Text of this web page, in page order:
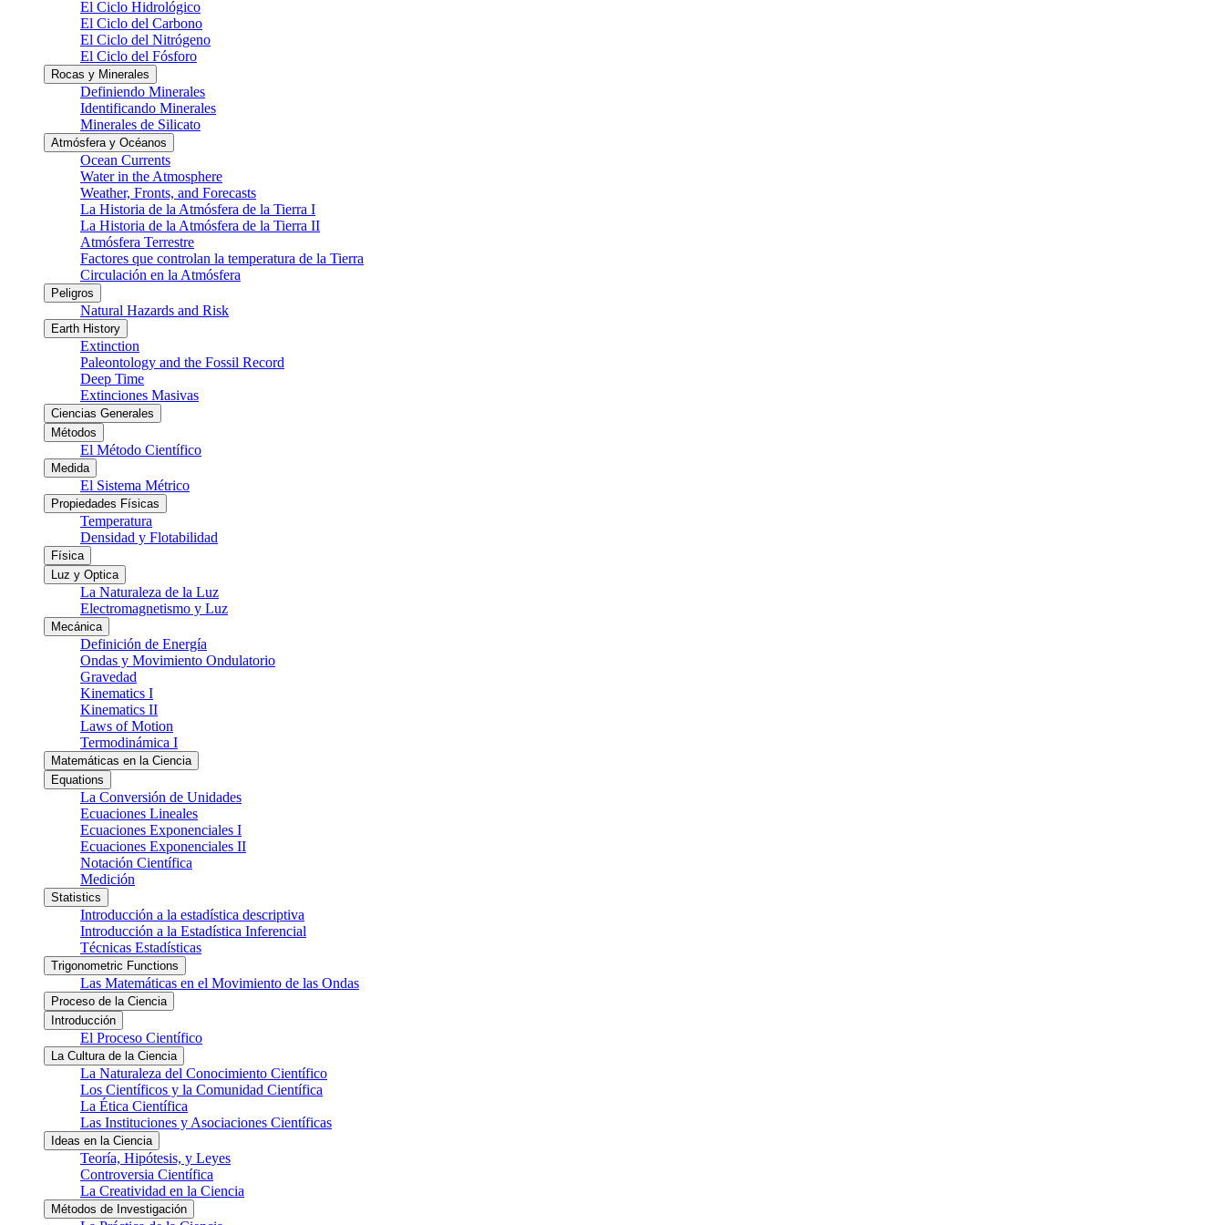
El Ciclo Hidrológico
El Ciclo del Carbono
El Ciclo del Nitrógeno
El Ciclo del Fósforo
Rocas y Minerales
Definiendo Minerales
Identificando Minerales
Minerales de Silicato
Atmósfera y Océanos
Ocean Currents
Water in the Atmosphere
Weather, Fronts, and Forecasts
La Historia de la Atmósfera de la Tierra I
La Historia de la Atmósfera de la Tierra II
Atmósfera Terrestre
Factores que controlan la temperatura de la Tierra
Circulación en la Atmósfera
Peligros
Natural Hazards and Risk
Earth History
Extinction
Paleontology and the Fossil Record
Deep Time
Extinciones Masivas
Ciencias Generales
Métodos
El Método Científico
Medida
El Sistema Métrico
Propiedades Físicas
Temperatura
Densidad y Flotabilidad
Física
Luz y Optica
La Naturaleza de la Luz
Electromagnetismo y Luz
Mecánica
Definición de Energía
Ondas y Movimiento Ondulatorio
Gravedad
Kinematics I
Kinematics II
Laws of Motion
Termodinámica I
Matemáticas en la Ciencia
Equations
La Conversión de Unidades
Ecuaciones Lineales
Ecuaciones Exponenciales I
Ecuaciones Exponenciales II
Notación Científica
Medición
Statistics
Introducción a la estadística descriptiva
Introducción a la Estadística Inferencial
Técnicas Estadísticas
Trigonometric Functions
Las Matemáticas en el Movimiento de las Ondas
Proceso de la Ciencia
Introducción
El Proceso Científico
La Cultura de la Ciencia
La Naturaleza del Conocimiento Científico
Los Científicos y la Comunidad Científica
La Ética Científica
Las Instituciones y Asociaciones Científicas
Ideas en la Ciencia
Teoría, Hipótesis, y Leyes
Controversia Científica
La Creatividad en la Ciencia
Métodos de Investigación